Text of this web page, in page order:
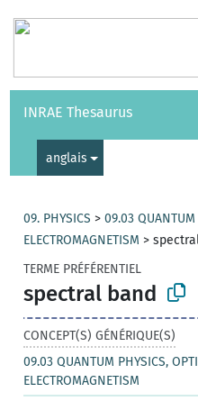
Vocabulaires API
INRAE Thesaurus
anglais
09. PHYSICS >09.03 QUANTUM
ELECTROMAGNETISM >
TERME PRÉFÉRENTIEL
spectral band
CONCEPT(S) GÉNÉRIQUE(S)
09.03 QUANTUM PHYSICS,
ELECTROMAGNETISM